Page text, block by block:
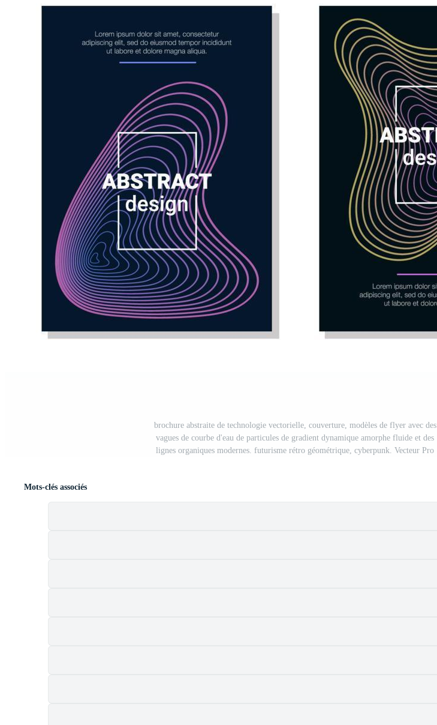
brochure abstraite de technologie vectorielle, couverture, modèles de flyer avec des
vagues de courbe d'eau de particules de gradient dynamique amorphe fluide et des
lignes organiques modernes. futurisme rétro géométrique, cyberpunk. Vecteur Pro
Mots-clés associés